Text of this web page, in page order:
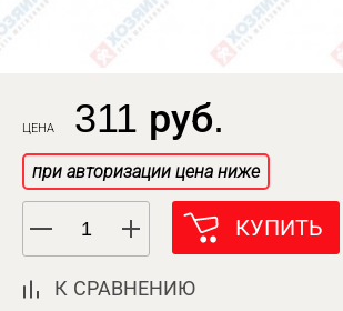
ЦЕНА 311 руб.
при авторизации цена ниже
КУПИТЬ
К СРАВНЕНИЮ